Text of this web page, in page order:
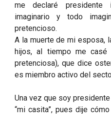
me declaré presidente
imaginario y todo
pretencioso.
A la muerte de mi esposa,
hijos, al tiempo me casé
pretenciosa), que dice
es miembro activo del
Una vez que soy
“mi casita”, pues dije